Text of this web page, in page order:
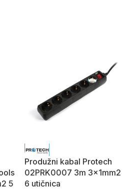
5
Produžni kabal Protech
02PRK0007 3m 3x1mm2
6 utičnica